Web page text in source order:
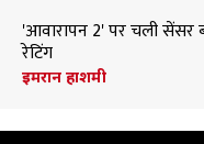
'आवारापन 2' पर चली सेंसर
रेटिंग
इमरान हाशमी